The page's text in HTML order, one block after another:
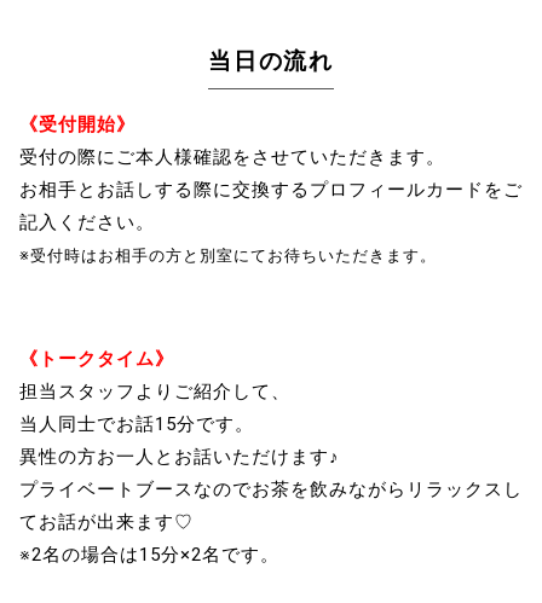
当日の流れ
《受付開始》
受付の際にご本人様確認をさせていただきます。
お相手とお話しする際に交換するプロフィールカードをご
記入ください。
※受付時はお相手の方と別室にてお待ちいただきます。
《トークタイム》
担当スタッフよりご紹介して、
当人同士でお話15分です。
異性の方お一人とお話いただけます♪
プライベートブースなのでお茶を飲みながらリラックスし
てお話が出来ます♡
※2名の場合は15分×2名です。